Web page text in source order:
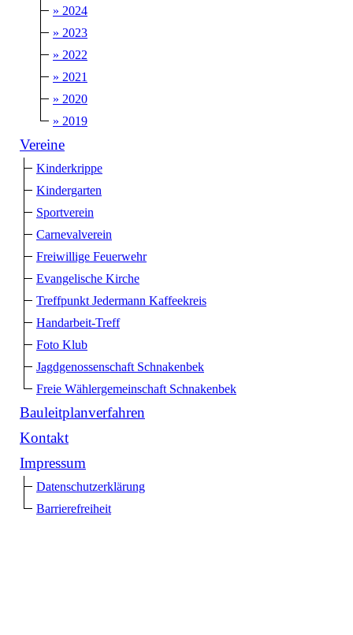
» 2024
» 2023
» 2022
» 2021
» 2020
» 2019
Vereine
Kinderkrippe
Kindergarten
Sportverein
Carnevalverein
Freiwillige Feuerwehr
Evangelische Kirche
Treffpunkt Jedermann Kaffeekreis
Handarbeit-Treff
Foto Klub
Jagdgenossenschaft Schnakenbek
Freie Wählergemeinschaft Schnakenbek
Bauleitplanverfahren
Kontakt
Impressum
Datenschutzerklärung
Barrierefreiheit